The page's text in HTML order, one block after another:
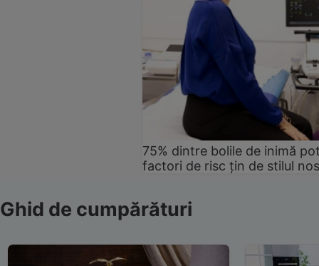
75% dintre bolile de inimă
factori de risc țin de stilul
Ghid de cumpărături